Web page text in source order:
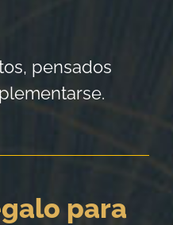
pensados
para